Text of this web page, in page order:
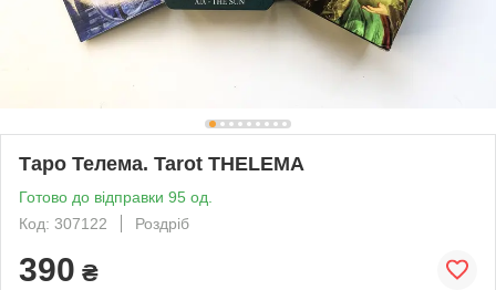
Таро Телема. Tarot THELEMA
Готово до відправки 95 од.
Код: 307122
Роздріб
390 ₴